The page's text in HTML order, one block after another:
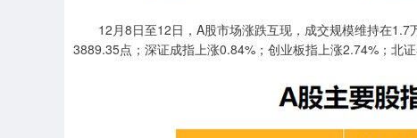
12月8日至12日，A股市场涨跌互现，成交规模维持在1.7
3889.35点；深证成指上涨0.84%；创业板指上涨2.74%；北